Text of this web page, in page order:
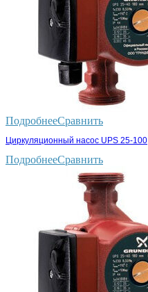
ПодробнееСравнить
Циркуляционный насос UPS 25-100
ПодробнееСравнить